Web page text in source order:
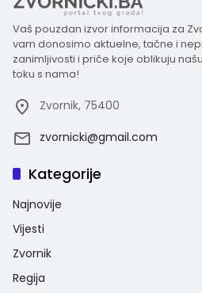
Vaš pouzdan izvor informacija za
vam donosimo aktuelne, tačne i
zanimljivosti i priče koje oblikuju
toku s nama!
Zvornik, 75400
zvornicki@gmail.com
Kategorije
Najnovije
Vijesti
Zvornik
Regija